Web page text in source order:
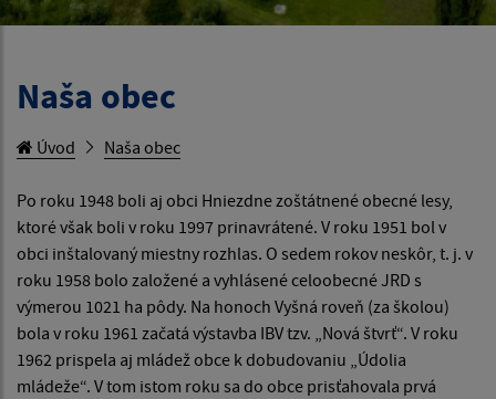
Naša obec
Úvod Naša obec
Po roku 1948 boli aj obci Hniezdne zoštátnené obecné lesy,
ktoré však boli v roku 1997 prinavrátené. V roku 1951 bol v
obci inštalovaný miestny rozhlas. O sedem rokov neskôr, t. j. v
roku 1958 bolo založené a vyhlásené celoobecné JRD s
výmerou 1021 ha pôdy. Na honoch Vyšná roveň (za školou)
bola v roku 1961 začatá výstavba IBV tzv. „Nová štvrť“. V roku
1962 prispela aj mládež obce k dobudovaniu „Údolia
mládeže“. V tom istom roku sa do obce prisťahovala prvá